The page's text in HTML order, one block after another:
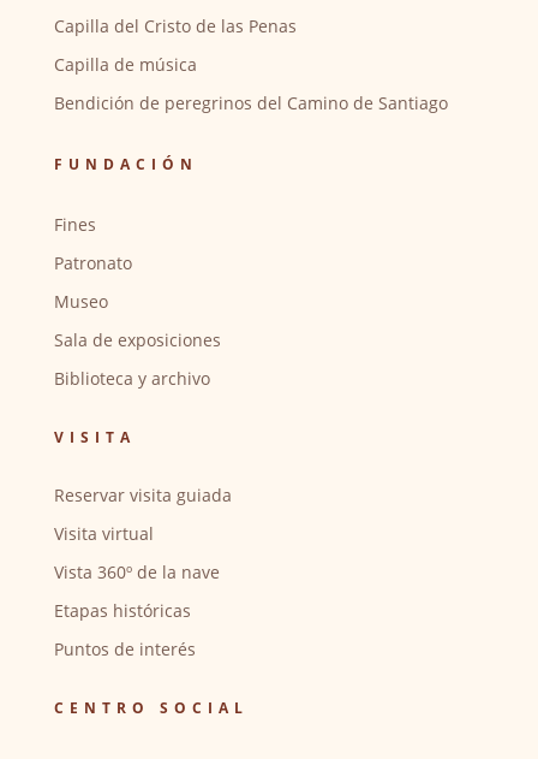
Capilla del Cristo de las Penas
Capilla de música
Bendición de peregrinos del Camino de Santiago
FUNDACIÓN
Fines
Patronato
Museo
Sala de exposiciones
Biblioteca y archivo
VISITA
Reservar visita guiada
Visita virtual
Vista 360º de la nave
Etapas históricas
Puntos de interés
CENTRO SOCIAL